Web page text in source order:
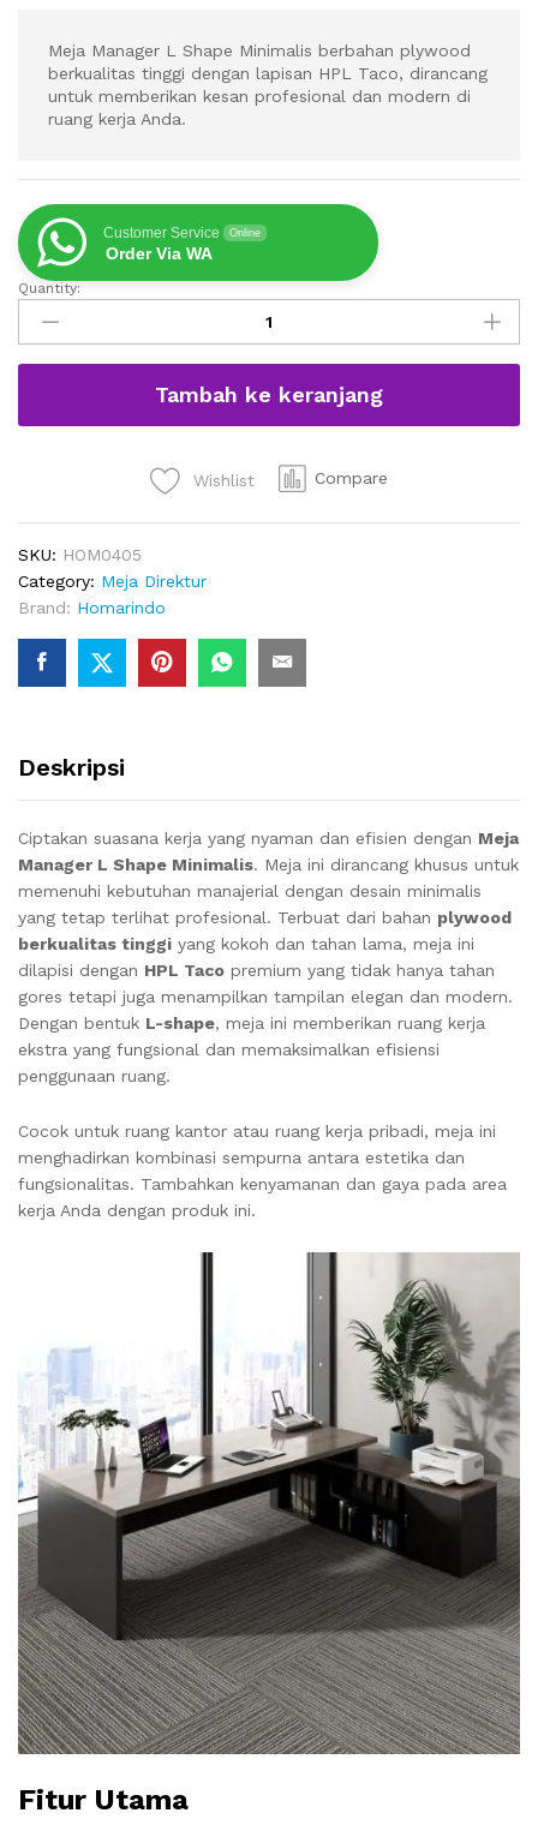
Meja Manager L Shape Minimalis berbahan plywood
berkualitas tinggi dengan lapisan HPL Taco, dirancang
untuk memberikan kesan profesional dan modern di
ruang kerja Anda.
Customer Service Online
Order Via WA
Meja
Manager
L
Shape
quantity
Quantity:
Tambah ke keranjang
Wishlist Compare
SKU: HOM0405
Category: Meja Direktur
Brand: Homarindo
Deskripsi
Ciptakan suasana kerja yang nyaman dan efisien dengan Meja
Manager L Shape Minimalis. Meja ini dirancang khusus untuk
memenuhi kebutuhan manajerial dengan desain minimalis
yang tetap terlihat profesional. Terbuat dari bahan plywood
berkualitas tinggi yang kokoh dan tahan lama, meja ini
dilapisi dengan HPL Taco premium yang tidak hanya tahan
gores tetapi juga menampilkan tampilan elegan dan modern.
Dengan bentuk L-shape, meja ini memberikan ruang kerja
ekstra yang fungsional dan memaksimalkan efisiensi
penggunaan ruang.
Cocok untuk ruang kantor atau ruang kerja pribadi, meja ini
menghadirkan kombinasi sempurna antara estetika dan
fungsionalitas. Tambahkan kenyamanan dan gaya pada area
kerja Anda dengan produk ini.
Fitur Utama